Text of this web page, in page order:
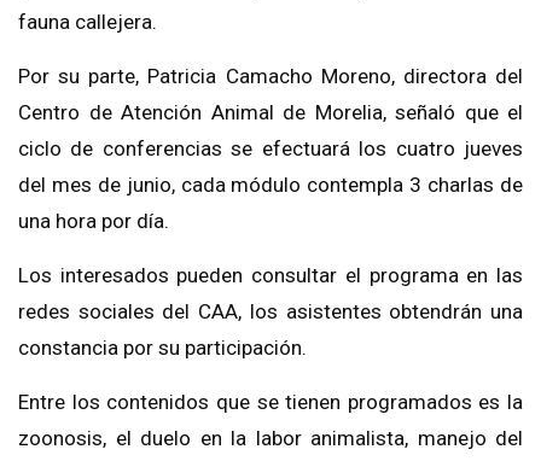
fauna callejera.
Por su parte, Patricia Camacho Moreno, directora del
Centro de Atención Animal de Morelia, señaló que el
ciclo de conferencias se efectuará los cuatro jueves
del mes de junio, cada módulo contempla 3 charlas de
una hora por día.
Los interesados pueden consultar el programa en las
redes sociales del CAA, los asistentes obtendrán una
constancia por su participación.
Entre los contenidos que se tienen programados es la
zoonosis, el duelo en la labor animalista, manejo del